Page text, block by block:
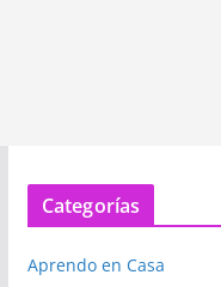
Categorías
Aprendo en Casa